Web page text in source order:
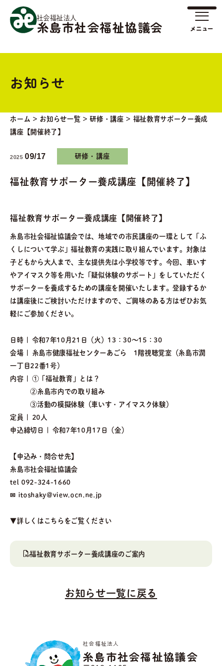
社会福祉法人
糸島市社会福祉協議会
お知らせ
ホーム > お知らせ一覧 >研修・講座 > 福祉教育サポーター養成
講座【開催終了】
2025 09/17 研修・講座
福祉教育サポーター養成講座【開催終了】
福祉教育サポーター養成講座【開催終了】
糸島市社会福祉協議会では、地域での市民講座の一環として「ふ
くしについて学ぶ」福祉教育の実践に取り組んでいます。対象は
子どもから大人まで、主な提供先は小学校等です。今回、車いす
やアイマスク等を用いた「疑似体験のサポート」をしていただく
サポーターを養成するための講座を開催いたします。登録するか
は講座後にご検討いただけますので、ご興味のある方はぜひお気
軽にご参加ください。
日時 | 令和7年10月21日（火）13：30～15：30
会場 | 糸島市健康福祉センターあごら 1階視聴覚室（糸島市潤
一丁目22番1号）
内容 | ①「福祉教育」とは？
②糸島市内での取り組み
③活動の模擬体験（車いす・アイマスク体験）
定員 | 20人
申込締切日 | 令和7年10月17日（金）
【申込み・問合せ先】
糸島市社会福祉協議会
tel 092-324-1660
✉ itoshaky@view.ocn.ne.jp
▼詳しくはこちらをご覧ください
福祉教育サポーター養成講座のご案内
お知らせ一覧に戻る
社会福祉法人
糸島市社会福祉協議会